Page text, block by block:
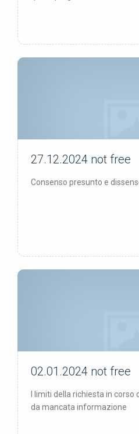
not free
27.12.2024 not free
Consenso presunto e
not free
02.01.2024 not free
I limiti della richiesta in
da mancata informazione